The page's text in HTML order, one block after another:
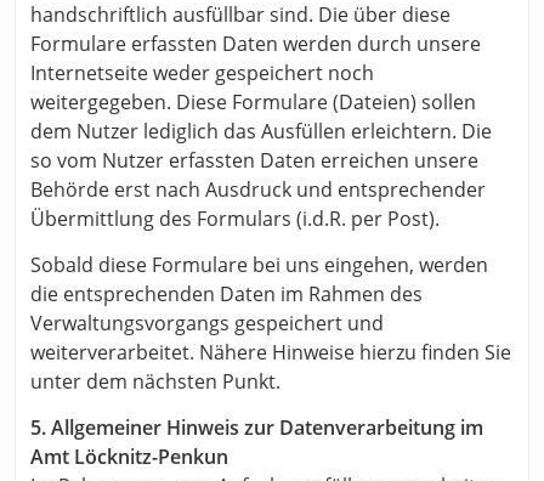
handschriftlich ausfüllbar sind. Die über diese
Formulare erfassten Daten werden durch unsere
Internetseite weder gespeichert noch
weitergegeben. Diese Formulare (Dateien) sollen
dem Nutzer lediglich das Ausfüllen erleichtern. Die
so vom Nutzer erfassten Daten erreichen unsere
Behörde erst nach Ausdruck und entsprechender
Übermittlung des Formulars (i.d.R. per Post).
Sobald diese Formulare bei uns eingehen, werden
die entsprechenden Daten im Rahmen des
Verwaltungsvorgangs gespeichert und
weiterverarbeitet. Nähere Hinweise hierzu finden Sie
unter dem nächsten Punkt.
5. Allgemeiner Hinweis zur Datenverarbeitung im
Amt Löcknitz-Penkun